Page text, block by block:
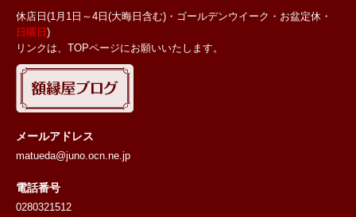
休店日(1月1日～4日(大晦日含む)・ゴールデンウイーク・お盆定休・
日曜日 )
リンクは、TOPページにお願いいたします。
メールアドレス
matueda@juno.ocn.ne.jp
電話番号
0280321512